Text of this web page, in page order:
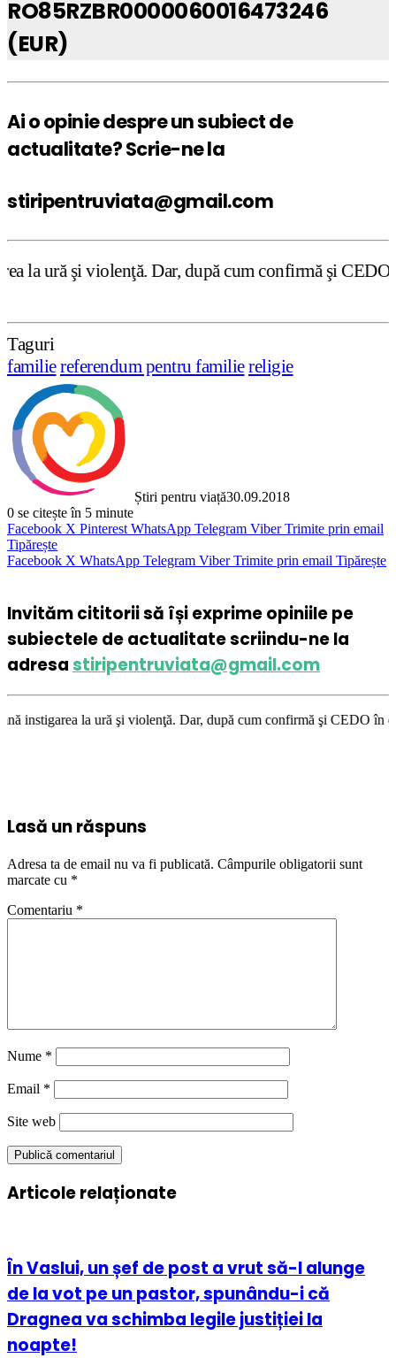
RO85RZBR0000060016473246
(EUR)
Ai o opinie despre un subiect de
actualitate? Scrie-ne la
stiripentruviata@gmail.com
Dar, după cum confirmă şi CEDO în cazul
Taguri
familiereferendum pentru familiereligie
Știri pentru viață30.09.2018
0 se citește în 5 minute
Facebook X Pinterest WhatsApp Telegram Viber Trimite prin email
Tipărește
Facebook X WhatsApp Telegram Viber Trimite prin email Tipărește
Invităm cititorii să își exprime opiniile pe
subiectele de actualitate scriindu-ne la
adresastiripentruviata@gmail.com
ură şi violenţă. Dar, după cum confirmă şi CEDO în cazul
Lasă un răspuns
Adresa ta de email nu va fi publicată. Câmpurile obligatorii sunt
marcate cu *
Comentariu *
Nume *
Email *
Site web
Articole relaționate
În Vaslui, un șef de post a vrut să-l alunge
de la vot pe un pastor, spunându-i că
Dragnea va schimba legile justiției la
noapte!